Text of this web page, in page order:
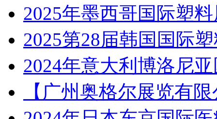
2025年墨西哥国际塑
2025第28届韩国国际
2024年意大利博洛尼
【广州奥格尔展览有